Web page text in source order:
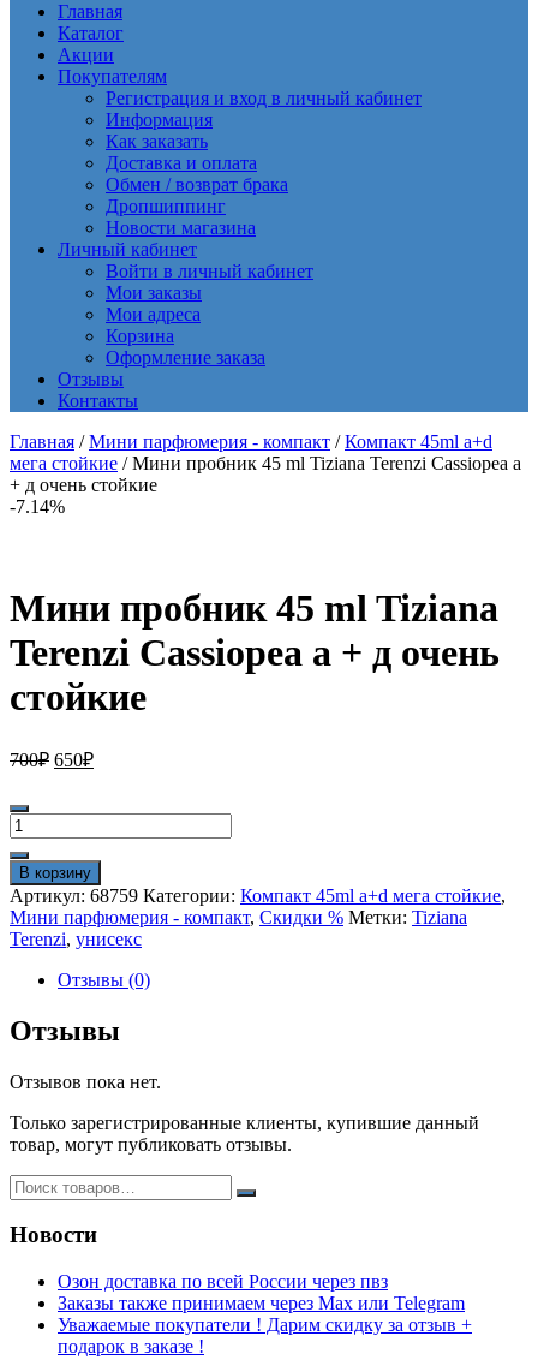
Главная
Каталог
Акции
Покупателям
Регистрация и вход в личный кабинет
Информация
Как заказать
Доставка и оплата
Обмен / возврат брака
Дропшиппинг
Новости магазина
Личный кабинет
Войти в личный кабинет
Мои заказы
Мои адреса
Корзина
Оформление заказа
Отзывы
Контакты
Главная /Мини парфюмерия - компакт /Компакт 45ml a+d
мега стойкие / Мини пробник 45 ml Tiziana Terenzi Cassiopea а
+ д очень стойкие
-7.14%
Мини пробник 45 ml Tiziana
Terenzi Cassiopea а + д очень
стойкие
700₽ Первоначальная
650₽Текущая
Количество
товара
Мини
пробник
45
ml
Tiziana
Terenzi
Cassiopea
а
+
очень
В корзину
Артикул: 68759 Категории: Компакт 45ml a+d мега стойкие,
Мини парфюмерия - компакт, Скидки % Метки: Tiziana
Terenzi, унисекс
Отзывы (0)
Отзывы
Отзывов пока нет.
Только зарегистрированные клиенты, купившие данный
товар, могут публиковать отзывы.
Новости
Озон доставка по всей России через пвз
Заказы также принимаем через Max или Telegram
Уважаемые покупатели ! Дарим скидку за отзыв +
подарок в заказе !